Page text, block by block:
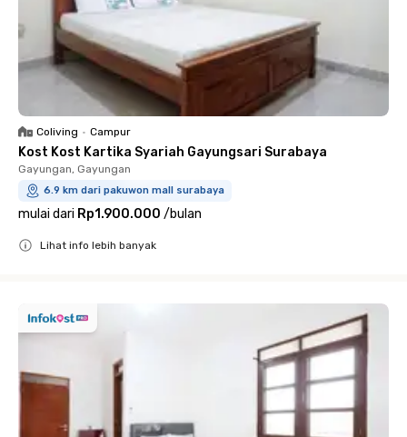
Coliving • Campur
Kost Kost Kartika Syariah Gayungsari Surabaya
Gayungan, Gayungan
6.9 km dari pakuwon mall surabaya
mulai dari Rp1.900.000 /bulan
Lihat info lebih banyak